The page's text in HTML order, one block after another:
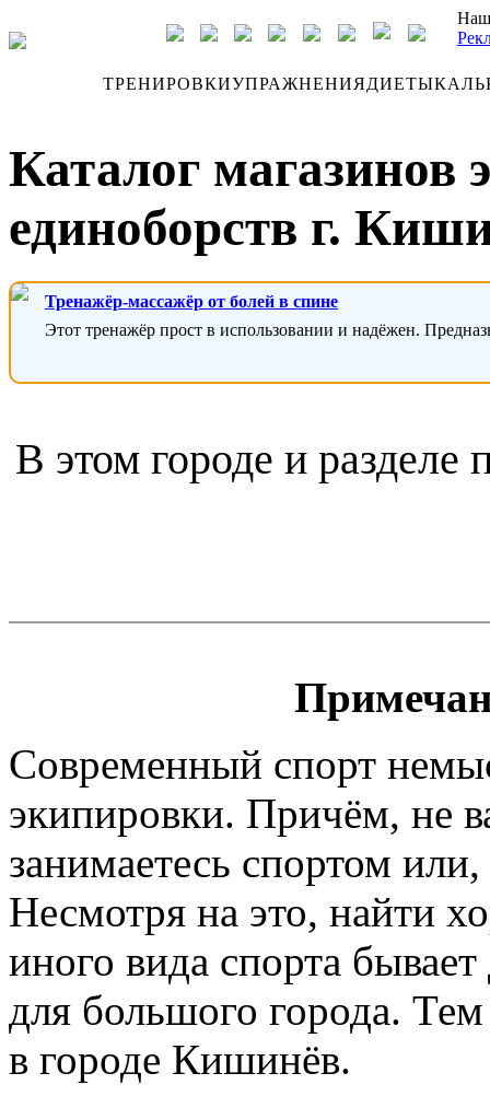
ТРЕНИРОВКИУПРАЖНЕНИЯДИЕТЫ
Каталог магазинов
единоборств г.
Тренажёр-массажёр от болей в спине
Этот тренажёр прост в использовании и надёжен.
В этом городе и разделе
Современный спорт
экипировки. Причём, не
занимаетесь спортом
Несмотря на это, найти
иного вида спорта
для большого города.
в городе Кишинёв.